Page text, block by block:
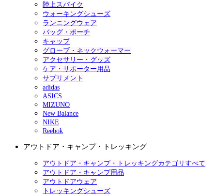
陸上スパイク
ウォーキングシューズ
ランニングウェア
バッグ・ポーチ
キャップ
グローブ・ネックウォーマー
アクセサリー・グッズ
ケア・サポーター用品
サプリメント
adidas
ASICS
MIZUNO
New Balance
NIKE
Reebok
アウトドア・キャンプ・トレッキング
アウトドア・キャンプ・トレッキングカテゴリすべて
アウトドア・キャンプ用品
アウトドアウェア
トレッキングシューズ